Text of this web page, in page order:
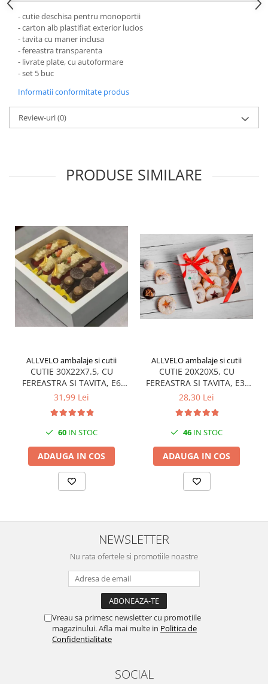
CUTII PENTRU OUA/FIGURINE DE
CIOCOLATA
CUTII TABLETE PENTRU CIOCOLATA
PAHARE DIN CARTON
PUNGI DIN CARTON PENTRU
CADOU
SMART-BOX: CUTII INALTE PENTRU
PRAJITURI, CU TAVITA INCLUSA
PENTRU MINIPRAJITURI
TAVITE PENTRU PRAJITURI SI
TORTURI
- cutie deschisa pentru monoportii
- carton alb plastifiat exterior lucios
- tavita cu maner inclusa
- fereastra transparenta
- livrate plate, cu autoformare
- set 5 buc
Informatii conformitate produs
Review-uri(0)
PRODUSE SIMILARE
ALLVELO ambalaje si cutii
CUTIE 30X22X7.5, CU
FEREASTRA SI TAVITA, E6
TAV- ALB, SET 5 BUC
31,99 Lei
60 IN STOC
ADAUGA IN COS
ALLVELO ambalaje si cutii
CUTIE 20X20X5, CU
FEREASTRA SI TAVITA, E3-
TAV- ALB, SET 5 BUC
28,30 Lei
46 IN STOC
ADAUGA IN COS
NEWSLETTER
Nu rata ofertele si promotiile noastre
Vreau sa primesc newsletter cu promotiile
magazinului. Afla mai multe in Politica de
Confidentialitate
SOCIAL